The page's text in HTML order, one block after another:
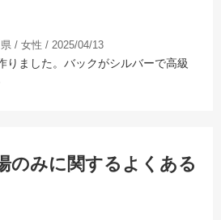
/ 女性 / 2025/04/13
りました。バックがシルバーで高級
のみに関するよくある